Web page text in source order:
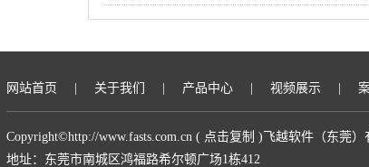
网站首页 关于我们 产品中心 视频展示
Copyright©http://www.fasts.com.cn ( 点击复制 )飞越软件（东莞）
地址：东莞市南城区鸿福路希尔顿广场1栋412